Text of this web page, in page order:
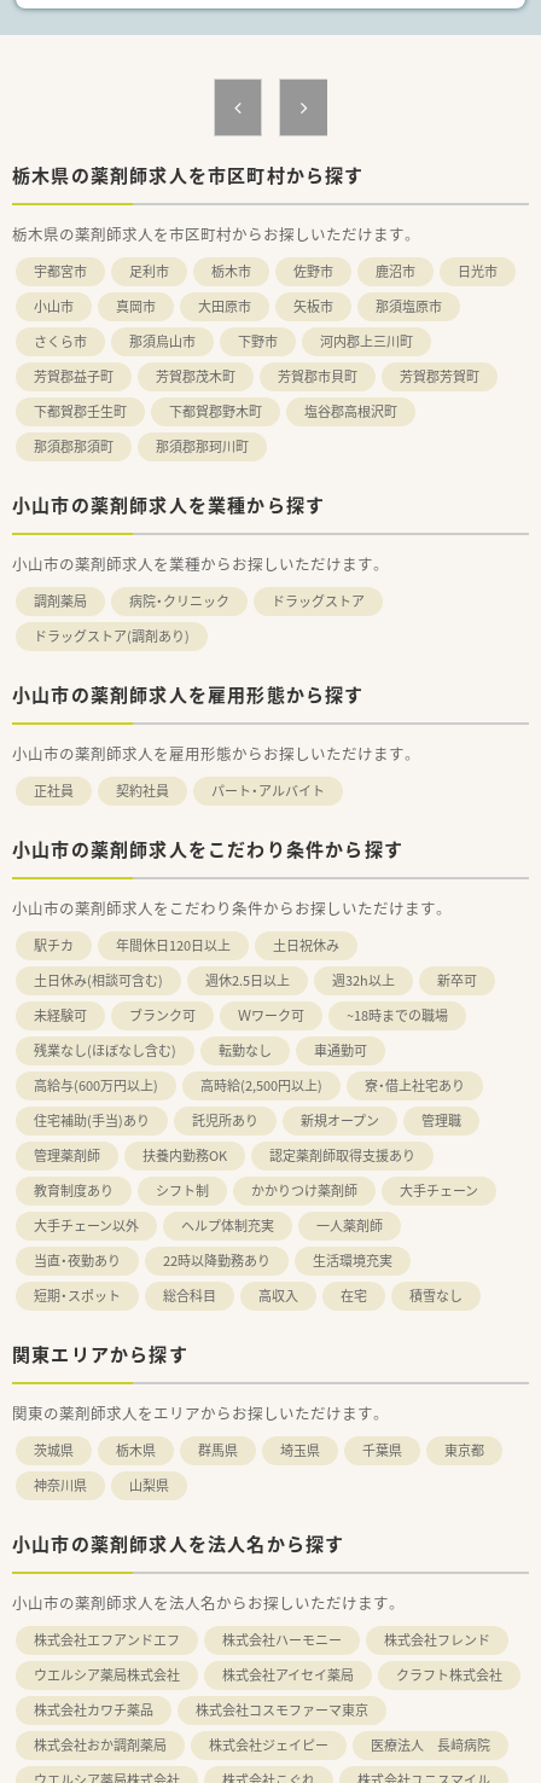
<こんな職場です>
■薬剤師17名と事務員2名が調剤・注射薬個別セット・製剤・医薬
品情報提供・服薬指導・抗がん剤ミキシング・TDM・医薬品管理な
ど多くの業務を行い患者さんに「有効かつ安全な薬物療法」が提
供できるように努めています。
■感染制御チーム（ICT）、栄養サポートチーム（NST）、医療安全
など多方面でチーム医療の一員として病院内の医薬品のあらゆ
る問題に責任をもって参加しています。
■チーム医療も充実しており多職種連携も◎認定関係の取得者
も多く、無理なく勉強できる環境です♪
栃木県の薬剤師求人を市区町村から探す
栃木県の薬剤師求人を市区町村からお探しいただけます。
宇都宮市 足利市 栃木市 佐野市 鹿沼市
日光市
小山市
真岡市 大田原市 矢板市
那須塩原市
さくら市
那須烏山市 下野市
河内郡上三川町
芳賀郡益子町
芳賀郡茂木町 芳賀郡市貝町
芳賀郡芳賀町
下都賀郡壬生町
下都賀郡野木町
塩谷郡高根沢町
那須郡那須町
那須郡那珂川町
小山市の薬剤師求人を業種から探す
小山市の薬剤師求人を業種からお探しいただけます。
調剤薬局 病院・クリニック
ドラッグストア
ドラッグストア(調剤あり)
小山市の薬剤師求人を雇用形態から探す
小山市の薬剤師求人を雇用形態からお探しいただけます。
正社員 契約社員 パート・アルバイト
小山市の薬剤師求人をこだわり条件から探す
小山市の薬剤師求人をこだわり条件からお探しいただけます。
駅チカ 年間休日120日以上
土日祝休み
土日休み(相談可含む)
週休2.5日以上 週32h以上
新卒可
未経験可
ブランク可 Ｗワーク可
~18時までの職場
残業なし(ほぼなし含む)
転勤なし
車通勤可
高給与(600万円以上)
高時給(2,500円以上)
寮・借上社宅あり
住宅補助(手当)あり
託児所あり 新規オープン
管理職
管理薬剤師
扶養内勤務OK
認定薬剤師取得支援あり
教育制度あり
シフト制 かかりつけ薬剤師
大手チェーン
大手チェーン以外
ヘルプ体制充実
一人薬剤師
当直・夜勤あり
22時以降勤務あり
生活環境充実
短期・スポット
総合科目 高収入 在宅 積雪なし
関東エリアから探す
関東の薬剤師求人をエリアからお探しいただけます。
茨城県 栃木県 群馬県 埼玉県 千葉県
東京都
神奈川県
山梨県
小山市の薬剤師求人を法人名から探す
小山市の薬剤師求人を法人名からお探しいただけます。
株式会社エフアンドエフ 株式会社ハーモニー
株式会社フレンド
ウエルシア薬局株式会社
株式会社アイセイ薬局
クラフト株式会社
株式会社カワチ薬品
株式会社コスモファーマ東京
株式会社おか調剤薬局
株式会社ジェイピー
医療法人 長﨑病院